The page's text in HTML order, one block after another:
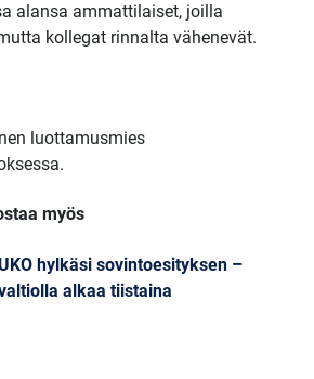
alansa ammattilaiset, joilla
kollegat rinnalta vähenevät.
luottamusmies
myös
hylkäsi sovintoesityksen –
alkaa tiistaina